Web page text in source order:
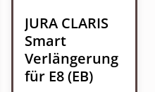
JURA CLARIS
Smart
Verlängerung
für E8 (EB)